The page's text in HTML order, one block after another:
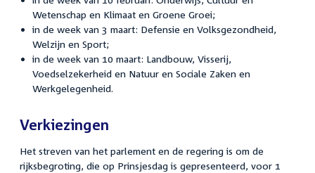
Wetenschap en Klimaat en Groene Groei;
in de week van 3 maart: Defensie en Volksgezondheid,
Welzijn en Sport;
in de week van 10 maart: Landbouw, Visserij,
Voedselzekerheid en Natuur en Sociale Zaken en
Werkgelegenheid.
Verkiezingen
Het streven van het parlement en de regering is om de
rijksbegroting, die op Prinsjesdag is gepresenteerd, voor 1